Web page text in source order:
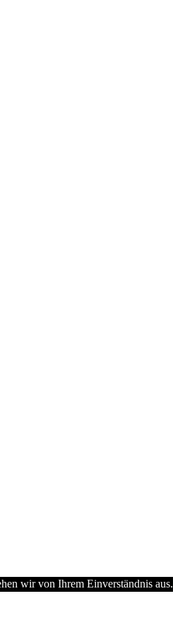
wir von Ihrem Einverständnis aus.